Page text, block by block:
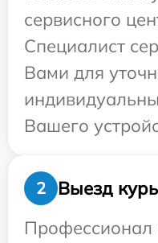
сервисного
Специалист
Вами для
Вашего
2
Выезд
Профессионал